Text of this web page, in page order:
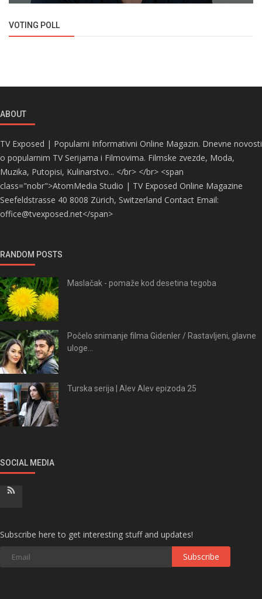
VOTING POLL
ABOUT
TV Exposed | Popularni Informativni Online Magazin. Dnevne novosti
o popularnim TV Serijama i Filmovima. Filmske zvezde, Moda,
Muzika, Putopisi, Kulinarstvo... </br> </br> <span
class="nobr">AtomMedia Studio | TV Exposed Online Magazine
Seefeldstrasse 40 8008 Zürich, Switzerland Contact Email:
office@tvexposed.net</span>
RANDOM POSTS
Maslačak - pomaže kod desetina tegoba
Počelo snimanje filma Gidenler / Rastavljeni, glavne
uloge...
Turska serija | Alev Alev epizoda 25
SOCIAL MEDIA
Subscribe here to get interesting stuff and updates!
Subscribe